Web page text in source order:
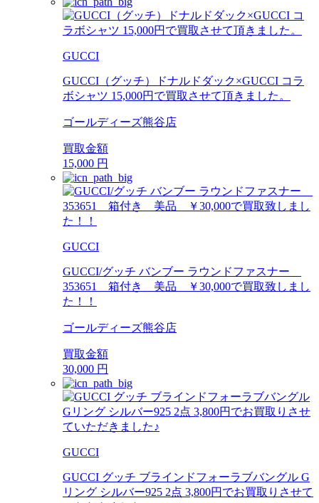
GUCCI
GUCCI（グッチ）ドナルドダック×GUCCI コラ
ボシャツ 15,000円で買取させて頂きました。
ゴールディーズ熊谷店
買取金額
15,000 円
GUCCI
GUCCI/グッチ バンブー ラウンドファスナー
353651 箱付き 美品 ￥30,000で買取致しまし
た！！
ゴールディーズ熊谷店
買取金額
30,000 円
GUCCI
GUCCI グッチ ブラインドフォーラブバングル G
リング シルバー925 2点 3,800円でお買取りさせて